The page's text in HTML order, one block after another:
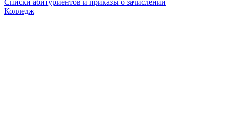
Списки абитуриентов и приказы о зачислении
Колледж